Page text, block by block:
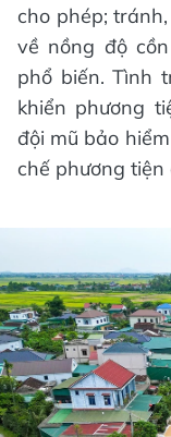
cho phép;
về nồng độ
phổ biến. Tình
khiển phương
đội mũ bảo
chế phương tiện